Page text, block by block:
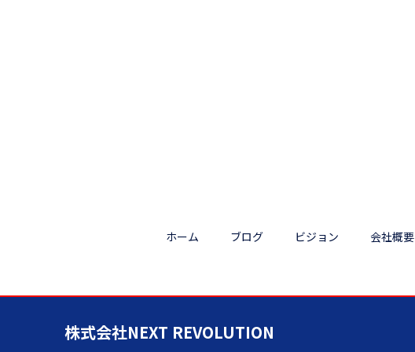
ホーム ブログ ビジョン 会社概要
株式会社NEXT REVOLUTION